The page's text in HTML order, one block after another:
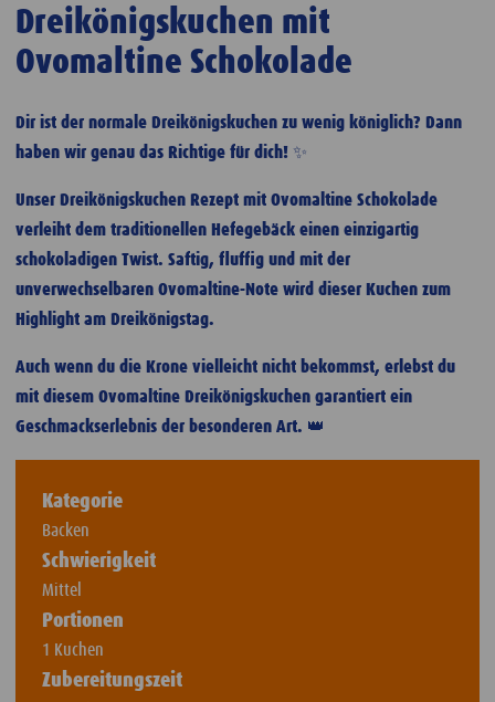
Dreikönigskuchen mit
Ovomaltine Schokolade
Dir ist der normale Dreikönigskuchen zu wenig königlich? Dann
haben wir genau das Richtige für dich! ✨
Unser Dreikönigskuchen Rezept mit Ovomaltine Schokolade
verleiht dem traditionellen Hefegebäck einen einzigartig
schokoladigen Twist. Saftig, fluffig und mit der
unverwechselbaren Ovomaltine-Note wird dieser Kuchen zum
Highlight am Dreikönigstag.
Auch wenn du die Krone vielleicht nicht bekommst, erlebst du
mit diesem Ovomaltine Dreikönigskuchen garantiert ein
Geschmackserlebnis der besonderen Art. 👑
Kategorie
Backen
Schwierigkeit
Mittel
Portionen
1 Kuchen
Zubereitungszeit